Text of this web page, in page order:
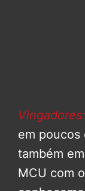
em poucos
também
MCU com